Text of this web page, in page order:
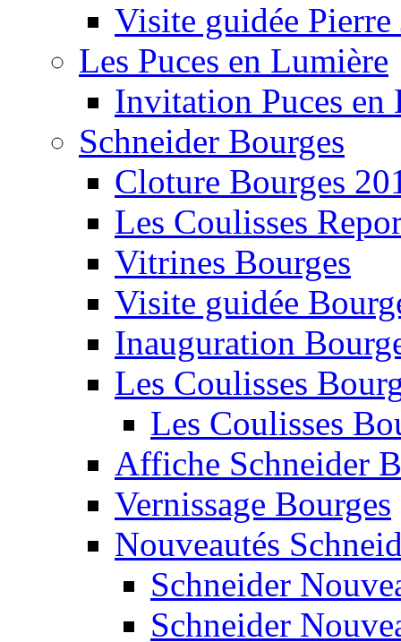
Visite guidée Pierre
Les Puces en Lumière
Invitation Puces en
Schneider Bourges
Cloture Bourges
Les Coulisses
Vitrines Bourges
Visite guidée
Inauguration
Les Coulisses
Les Coulisses
Affiche Schneider
Vernissage Bourges
Nouveautés
Schneider
Schneider